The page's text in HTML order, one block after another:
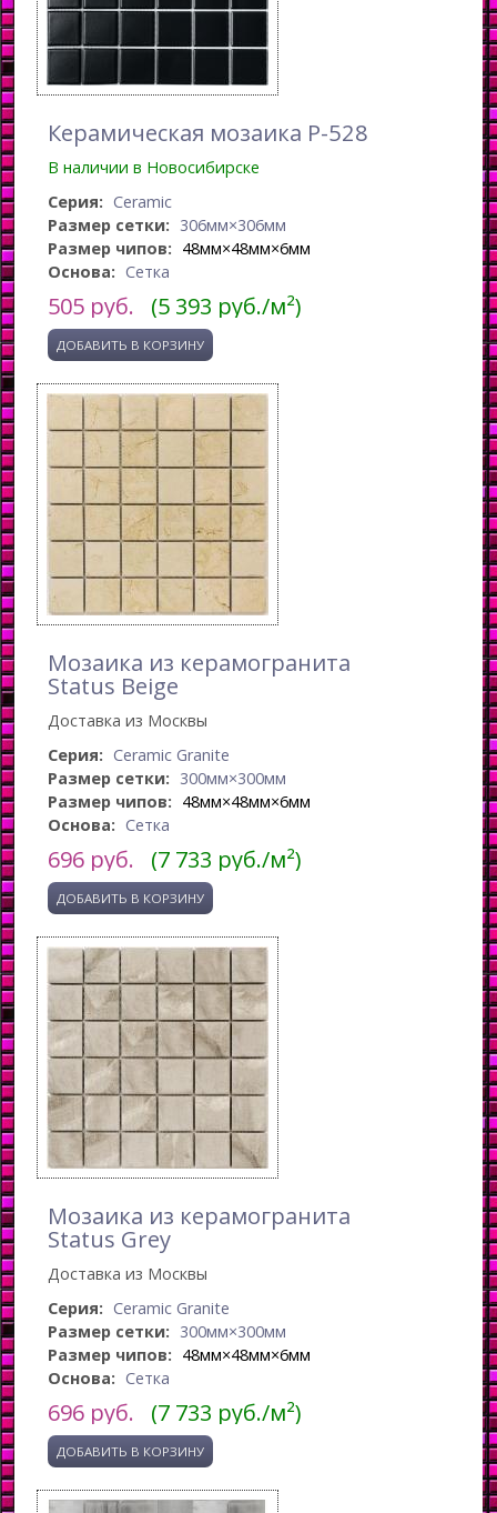
Керамическая мозаика P-528
В наличии в Новосибирске
Серия: Ceramic
Размер сетки: 306мм×306мм
Размер чипов: 48мм×48мм×6мм
Основа: Сетка
505 руб. (5 393 руб./м²)
Мозаика из керамогранита
Status Beige
Доставка из Москвы
Серия: Ceramic Granite
Размер сетки: 300мм×300мм
Размер чипов: 48мм×48мм×6мм
Основа: Сетка
696 руб. (7 733 руб./м²)
Мозаика из керамогранита
Status Grey
Доставка из Москвы
Серия: Ceramic Granite
Размер сетки: 300мм×300мм
Размер чипов: 48мм×48мм×6мм
Основа: Сетка
696 руб. (7 733 руб./м²)